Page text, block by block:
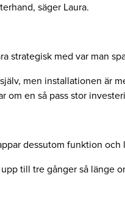
säger Laura.
strategisk med var man
men installationen är
om en så pass stor
dessutom funktion och
till tre gånger så länge